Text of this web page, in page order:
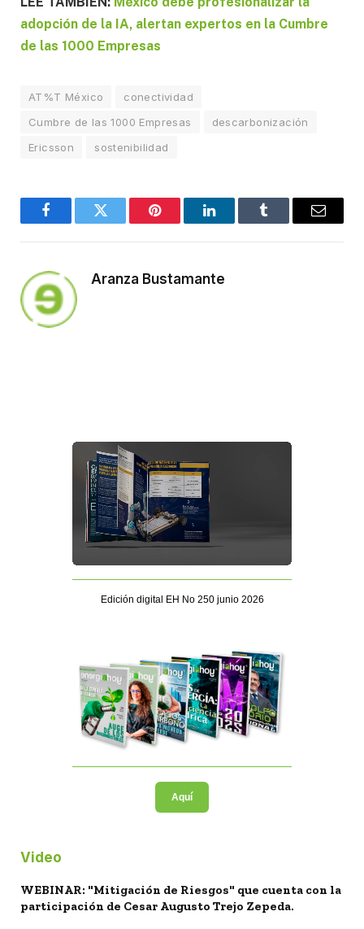
adopción de la IA, alertan expertos en la Cumbre
de las 1000 Empresas
AT%T México
conectividad
Cumbre de las 1000 Empresas
descarbonización
Ericsson
sostenibilidad
FacebookTwitter Pinterest LinkedInTumblr Email
Aranza Bustamante
Edición digital EH No 250 junio 2026
Aquí
Video
WEBINAR: "Mitigación de Riesgos" que cuenta con la
participación de Cesar Augusto Trejo Zepeda.